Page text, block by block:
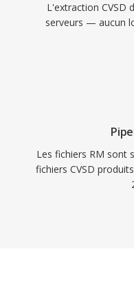
L'extraction CVSD
serveurs — aucun
Les fichiers RM sont
fichiers CVSD